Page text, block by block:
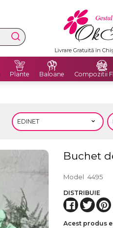
Livrare Gratuită în
Plante Baloane Compozitii
Buchet
Model 4495
DISTRIBUIE
Acest produs